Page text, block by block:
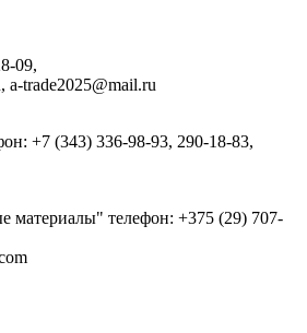
09,
a-trade2025@mail.ru
+7 (343) 336-98-93, 290-18-83,
телефон: +375 (29) 707-